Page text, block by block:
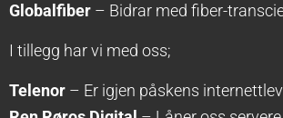
Globalfiber – Bidrar med fiber-
I tillegg har vi med oss;
Telenor – Er igjen påskens